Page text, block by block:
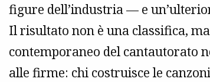
figure dell’industria — e
Il risultato non è una classifica,
contemporaneo del cantautorato
alle firme: chi costruisce le